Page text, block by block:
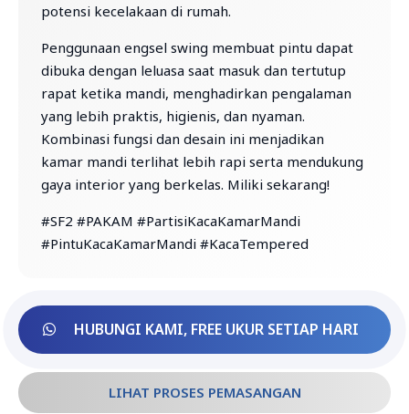
potensi kecelakaan di rumah.
Penggunaan engsel swing membuat pintu dapat
dibuka dengan leluasa saat masuk dan tertutup
rapat ketika mandi, menghadirkan pengalaman
yang lebih praktis, higienis, dan nyaman.
Kombinasi fungsi dan desain ini menjadikan
kamar mandi terlihat lebih rapi serta mendukung
gaya interior yang berkelas. Miliki sekarang!
#SF2 #PAKAM #PartisiKacaKamarMandi
#PintuKacaKamarMandi #KacaTempered
HUBUNGI KAMI, FREE UKUR SETIAP HARI
LIHAT PROSES PEMASANGAN